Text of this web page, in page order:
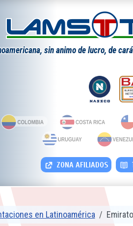
sin animo de lucro, de
ZONA AFILIADOS
en Latinoamérica